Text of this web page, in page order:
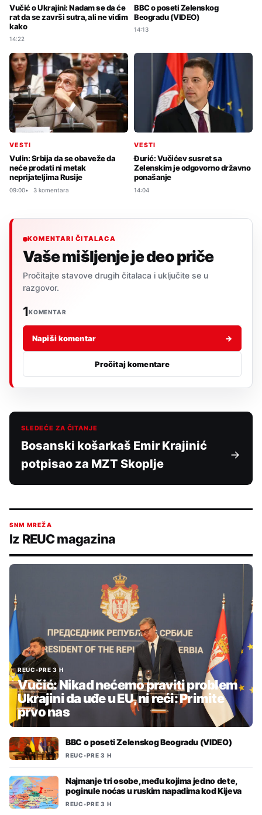
Vučić o Ukrajini: Nadam se da će
rat da se završi sutra, ali ne vidim
kako
14:22
BBC o poseti Zelenskog
Beogradu (VIDEO)
14:13
VESTI
Vulin: Srbija da se obaveže da
neće prodati ni metak
neprijateljima Rusije
09:00 3 komentara
VESTI
Đurić: Vučićev susret sa
Zelenskim je odgovorno državno
ponašanje
14:04
KOMENTARI ČITALACA
Vaše mišljenje je deo priče
Pročitajte stavove drugih čitalaca i uključite se u
razgovor.
1KOMENTAR
Napiši komentar →
Pročitaj komentare
SLEDEĆE ZA ČITANJE
Bosanski košarkaš Emir Krajinić
potpisao za MZT Skoplje
SNM MREŽA
Iz REUC magazina
REUC•PRE 3 H
Vučić: Nikad nećemo praviti problem
Ukrajini da uđe u EU, ni reći: Primite
prvo nas
BBC o poseti Zelenskog Beogradu (VIDEO)
REUC•PRE 3 H
Najmanje tri osobe, među kojima jedno dete,
poginule noćas u ruskim napadima kod Kijeva
REUC•PRE 3 H